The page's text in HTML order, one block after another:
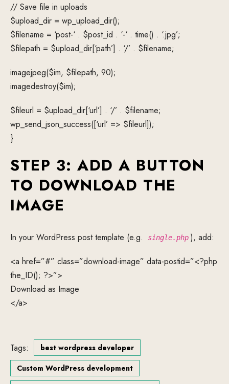
// Save file in uploads
$upload_dir = wp_upload_dir();
$filename = ‘post-‘ . $post_id . ‘-‘ . time() . ‘.jpg’;
$filepath = $upload_dir[‘path’] . ‘/’ . $filename;
imagejpeg($im, $filepath, 90);
imagedestroy($im);
$fileurl = $upload_dir[‘url’] . ‘/’ . $filename;
wp_send_json_success([‘url’ => $fileurl]);
}
STEP 3: ADD A BUTTON
TO DOWNLOAD THE
IMAGE
In your WordPress post template (e.g. single.php ), add:
<a href=”#” class=”download-image” data-postid=”<?php
the_ID(); ?>”>
Download as Image
</a>
Tags:
best wordpress developer
Custom WordPress development